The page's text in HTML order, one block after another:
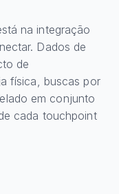
na integração
Dados de
de
física, buscas por
em conjunto
cada touchpoint